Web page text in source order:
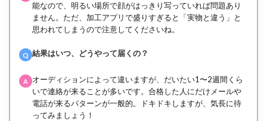
能なので、明るい場所で顔がはっきり写っていれば問題あり
ません。ただ、加工アプリで盛りすぎると「実物と違う」と
思われてしまうので注意してくださいね。
Q 結果はいつ、どうやって届くの？
A
オーディションによって違いますが、だいたい1〜2週間くら
いで連絡が来ることが多いです。合格した人にだけメールや
電話が来るパターンが一般的。ドキドキしますが、気長に待
ってみましょう！